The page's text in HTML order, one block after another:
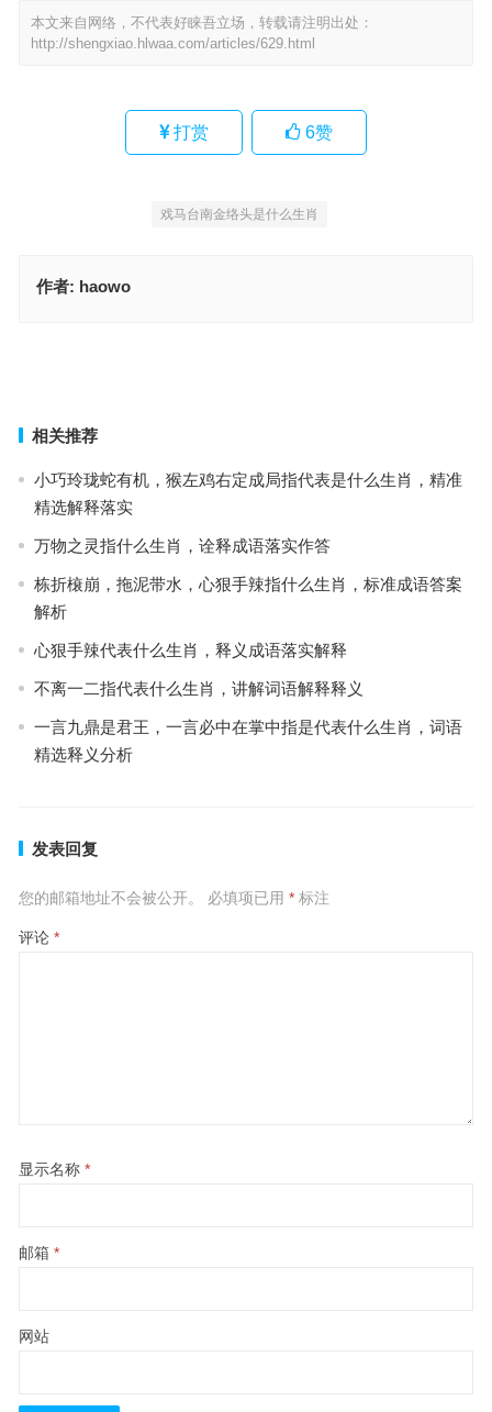
本文来自网络，不代表好睐吾立场，转载请注明出处：
http://shengxiao.hlwaa.com/articles/629.html
打赏 6赞
戏马台南金络头是什么生肖
作者: haowo
相关推荐
小巧玲珑蛇有机，猴左鸡右定成局指代表是什么生肖，精准
精选解释落实
万物之灵指什么生肖，诠释成语落实作答
栋折榱崩，拖泥带水，心狠手辣指什么生肖，标准成语答案
解析
心狠手辣代表什么生肖，释义成语落实解释
不离一二指代表什么生肖，讲解词语解释释义
一言九鼎是君王，一言必中在掌中指是代表什么生肖，词语
精选释义分析
发表回复
您的邮箱地址不会被公开。 必填项已用 *标注
评论 *
显示名称 *
邮箱 *
网站